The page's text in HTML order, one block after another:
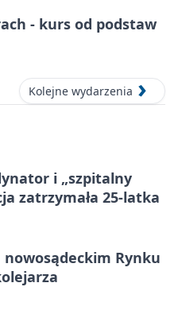
- kurs od podstaw
Kolejne wydarzenia
i „szpitalny
zatrzymała 25-latka
Rynku